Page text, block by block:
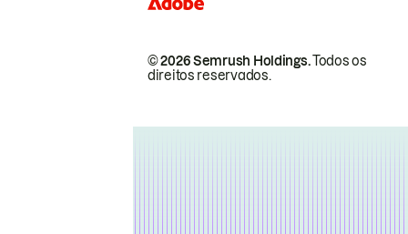
© 2026 Semrush Holdings.Todos os
direitos reservados.